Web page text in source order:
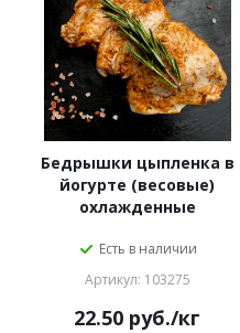
Бедрышки цыпленка в
йогурте (весовые)
охлажденные
Есть в наличии
Артикул: 103275
22.50 руб./кг